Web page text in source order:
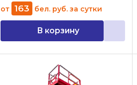
от 163 бел. руб. за сутки
В корзину